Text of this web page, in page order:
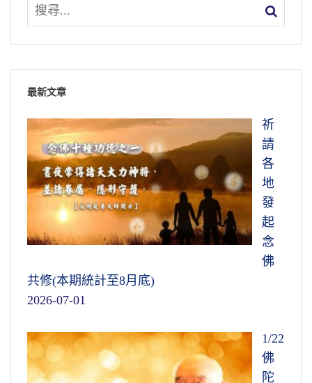
最新文章
祈
請
各
地
發
起
念
佛
共修(本期統計至8月底)
2026-07-01
1/22
佛
陀